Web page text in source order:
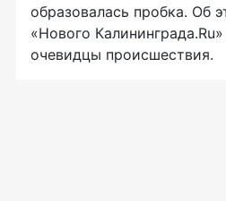
образовалась пробка. Об
«Нового
очевидцы происшествия.